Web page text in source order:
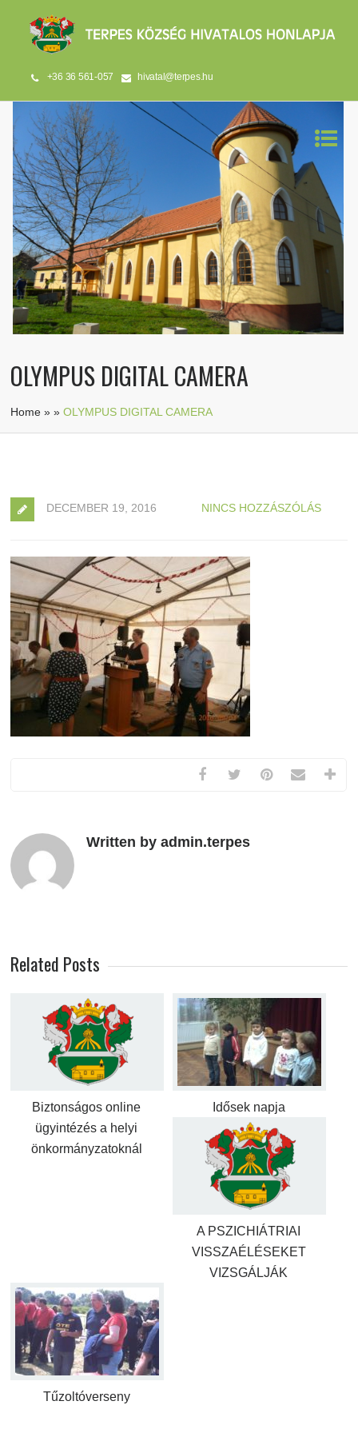
+36 36 561-057 hivatal@terpes.hu
OLYMPUS DIGITAL CAMERA
Home »»OLYMPUS DIGITAL CAMERA
DECEMBER 19, 2016 NINCS HOZZÁSZÓLÁS
Written by admin.terpes
Related Posts
Biztonságos online
ügyintézés a helyi
önkormányzatoknál
Idősek napja
A PSZICHIÁTRIAI
VISSZAÉLÉSEKET
VIZSGÁLJÁK
Tűzoltóverseny